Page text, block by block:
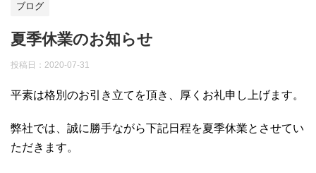
ブログ
夏季休業のお知らせ
投稿日： 2020-07-31
平素は格別のお引き立てを頂き、厚くお礼申し上げます。
弊社では、誠に勝手ながら下記日程を夏季休業とさせてい
ただきます。